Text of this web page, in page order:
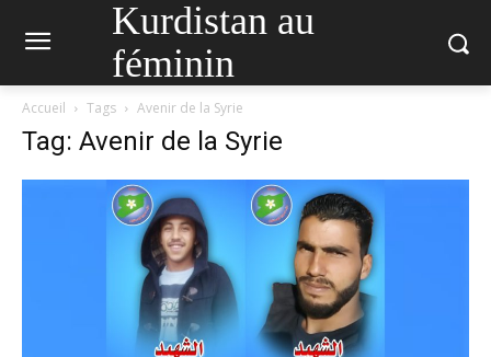
Kurdistan au
féminin
Accueil Tags Avenir de la Syrie
Tag: Avenir de la Syrie